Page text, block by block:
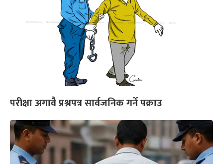
परीक्षा अगावै प्रश्नपत्र सार्वजनिक गर्ने पक्राउ